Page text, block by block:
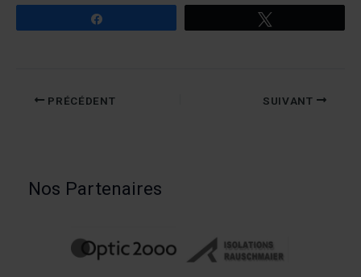
PRÉCÉDENT SUIVANT
Nos Partenaires